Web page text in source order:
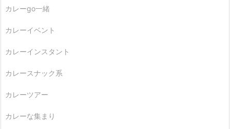
カレーgo一緒
カレーイベント
カレーインスタント
カレースナック系
カレーツアー
カレーな集まり